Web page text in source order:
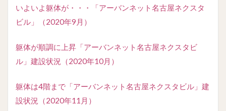
いよいよ躯体が・・・「アーバンネット名古屋ネクスタ
ビル」（2020年9月）
躯体が順調に上昇「アーバンネット名古屋ネクスタビ
ル」建設状況（2020年10月）
躯体は4階まで「アーバンネット名古屋ネクスタビル」建
設状況（2020年11月）